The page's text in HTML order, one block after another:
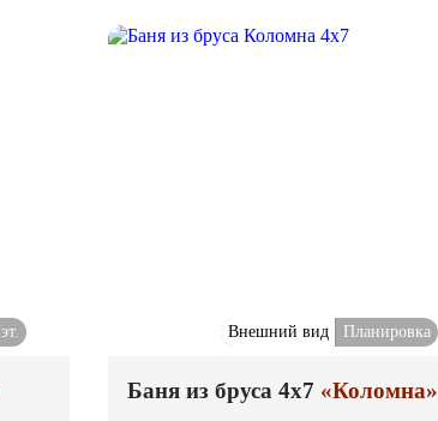
Внешний вид Планировка
Баня из бруса 4x7 «Коломна»